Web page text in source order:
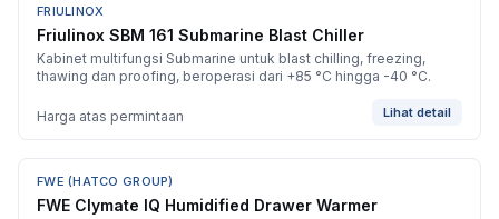
BARU
FRIULINOX
Friulinox SBM 161 Submarine Blast Chiller
Kabinet multifungsi Submarine untuk blast chilling, freezing,
thawing dan proofing, beroperasi dari +85 °C hingga -40 °C.
Harga atas permintaan Lihat detail
BARU
FWE (HATCO GROUP)
FWE Clymate IQ Humidified Drawer Warmer